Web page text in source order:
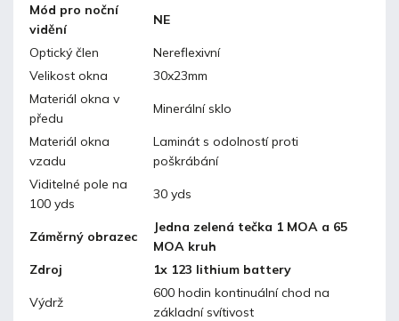
Mód pro noční
vidění
NE
Optický člen
Nereflexivní
Velikost okna
30x23mm
Materiál okna v
předu
Minerální sklo
Materiál okna
vzadu
Laminát s odolností proti
poškrábání
Viditelné pole na
100 yds
30 yds
Záměrný obrazec
Jedna zelená tečka 1 MOA a 65
MOA kruh
Zdroj
1x 123 lithium battery
Výdrž
600 hodin kontinuální chod na
základní svítivost